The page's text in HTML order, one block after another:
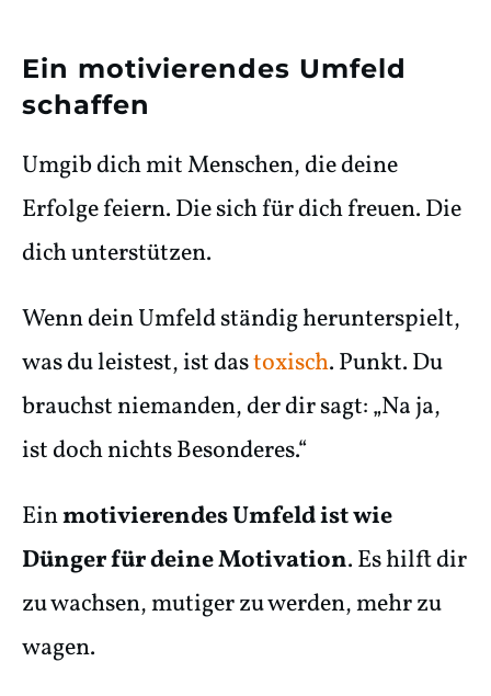
Ein motivierendes Umfeld
schaffen
Umgib dich mit Menschen, die deine
Erfolge feiern. Die sich für dich freuen. Die
dich unterstützen.
Wenn dein Umfeld ständig herunterspielt,
was du leistest, ist dastoxisch. Punkt. Du
brauchst niemanden, der dir sagt: „Na ja,
ist doch nichts Besonderes.“
Einmotivierendes Umfeld ist wie
Dünger für deine Motivation. Es hilft dir
zu wachsen, mutiger zu werden, mehr zu
wagen.